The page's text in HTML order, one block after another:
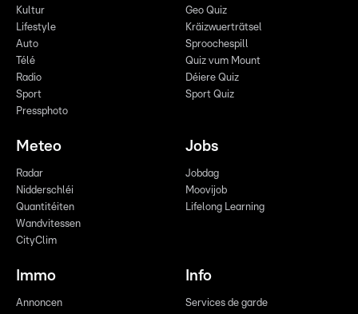
Kultur
Lifestyle
Auto
Télé
Radio
Sport
Pressphoto
Geo Quiz
Kräizwuerträtsel
Sproochespill
Quiz vum Mount
Déiere Quiz
Sport Quiz
Meteo
Radar
Nidderschléi
Quantitéiten
Wandvitessen
CityClim
Jobs
Jobdag
Moovijob
Lifelong Learning
Immo
Annoncen
Info
Services de garde